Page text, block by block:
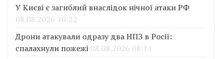
У Києві є загиблий внаслідок нічної атаки РФ
08.08.2026 10:22
Дрони атакували одразу два НПЗ в Росії:
спалахнули пожежі 08.08.2026 08:11